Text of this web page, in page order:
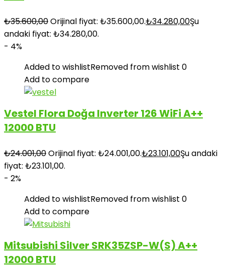
₺35.600,00Orijinal fiyat: ₺35.600,00.₺34.280,00Şu
andaki fiyat: ₺34.280,00.
- 4%
Added to wishlistRemoved from wishlist 0
Add to compare
Vestel Flora Doğa Inverter 126 WiFi A++
12000 BTU
₺24.001,00Orijinal fiyat: ₺24.001,00.₺23.101,00Şu andaki
fiyat: ₺23.101,00.
- 2%
Added to wishlistRemoved from wishlist 0
Add to compare
Mitsubishi Silver SRK35ZSP-W(S) A++
12000 BTU